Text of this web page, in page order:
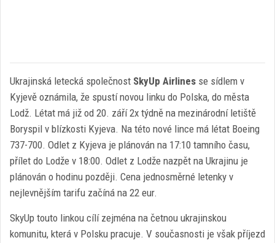
Ukrajinská letecká společnost SkyUp Airlines se sídlem v
Kyjevě oznámila, že spustí novou linku do Polska, do města
Lodž. Létat má již od 20. září 2x týdně na mezinárodní letiště
Boryspil v blízkosti Kyjeva. Na této nové lince má létat Boeing
737-700. Odlet z Kyjeva je plánován na 17:10 tamního času,
přílet do Lodže v 18:00. Odlet z Lodže nazpět na Ukrajinu je
plánován o hodinu později. Cena jednosměrné letenky v
nejlevnějším tarifu začíná na 22 eur.
SkyUp touto linkou cílí zejména na četnou ukrajinskou
komunitu, která v Polsku pracuje. V současnosti je však příjezd